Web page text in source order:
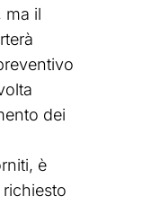
ma il
dei
è